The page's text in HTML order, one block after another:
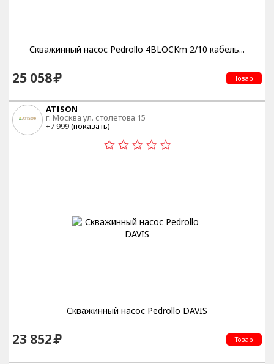
Скважинный насос Pedrollo 4BLOCKm 2/10 кабель...
25 058 Товар
ATISON
г. Москва ул. столетова 15
+7 999 (показать)
Скважинный насос Pedrollo DAVIS
23 852 Товар